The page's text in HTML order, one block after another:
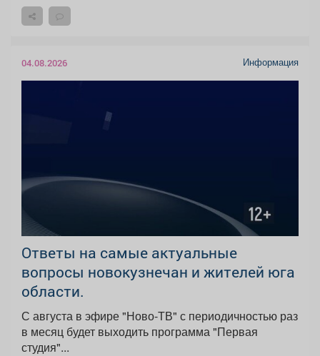
04.08.2026 Информация
Ответы на самые актуальные
вопросы новокузнечан и жителей юга
области.
С августа в эфире "Ново-ТВ" с периодичностью раз
в месяц будет выходить программа "Первая
студия"...